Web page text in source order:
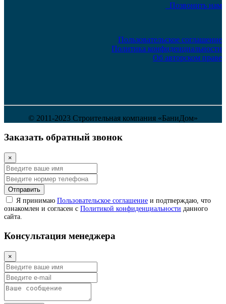
Позвонить нам
Пользовательское соглашение
Политика конфиденциальности
Об авторском праве
© 2011-2023 Строительная компания «БаниДом»
Заказать обратный звонок
×
Отправить
Я принимаю Пользовательское соглашение и подтверждаю, что
ознакомлен и согласен с Политикой конфиденциальности данного
сайта.
Консультация менеджера
×